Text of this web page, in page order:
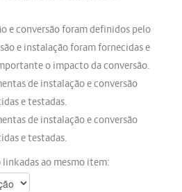
e conversão foram definidos pelo
e instalação foram fornecidas e
o impacto da conversão.
de instalação e conversão
e testadas.
de instalação e conversão
e testadas.
ao mesmo item: